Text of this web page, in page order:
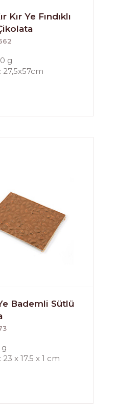
Kır Ye Fındıklı
g
27,5x57cm
Bademli Sütlü
x 17.5 x 1 cm